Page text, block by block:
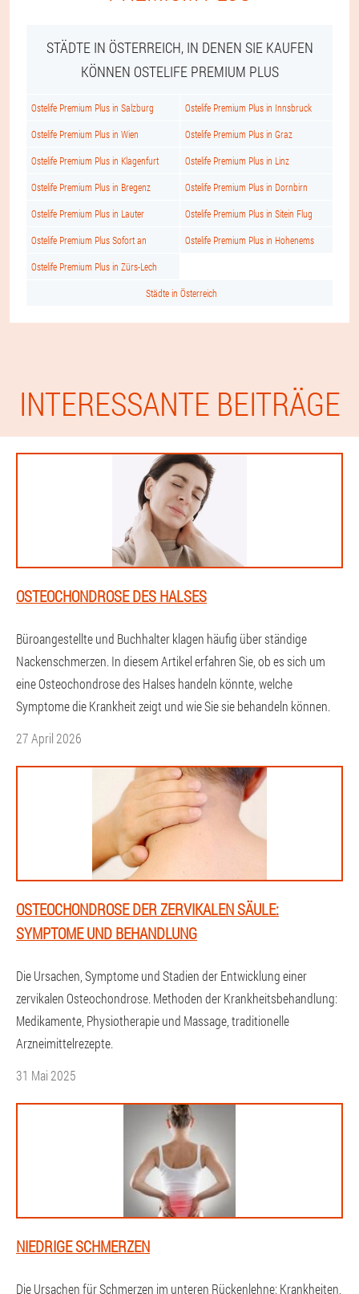
STÄDTE IN ÖSTERREICH, IN DENEN SIE KAUFEN
KÖNNEN OSTELIFE PREMIUM PLUS
Ostelife Premium Plus in Salzburg Ostelife Premium Plus in Innsbruck
Ostelife Premium Plus in Wien Ostelife Premium Plus in Graz
Ostelife Premium Plus in Klagenfurt Ostelife Premium Plus in Linz
Ostelife Premium Plus in Bregenz Ostelife Premium Plus in Dornbirn
Ostelife Premium Plus in Lauter Ostelife Premium Plus in Sitein Flug
Ostelife Premium Plus Sofort an Ostelife Premium Plus in Hohenems
Ostelife Premium Plus in Zürs-Lech
Städte in Österreich
INTERESSANTE BEITRÄGE
OSTEOCHONDROSE DES HALSES
Büroangestellte und Buchhalter klagen häufig über ständige
Nackenschmerzen. In diesem Artikel erfahren Sie, ob es sich um
eine Osteochondrose des Halses handeln könnte, welche
Symptome die Krankheit zeigt und wie Sie sie behandeln können.
27 April 2026
OSTEOCHONDROSE DER ZERVIKALEN SÄULE:
SYMPTOME UND BEHANDLUNG
Die Ursachen, Symptome und Stadien der Entwicklung einer
zervikalen Osteochondrose. Methoden der Krankheitsbehandlung:
Medikamente, Physiotherapie und Massage, traditionelle
Arzneimittelrezepte.
31 Mai 2025
NIEDRIGE SCHMERZEN
Die Ursachen für Schmerzen im unteren Rückenlehne: Krankheiten,